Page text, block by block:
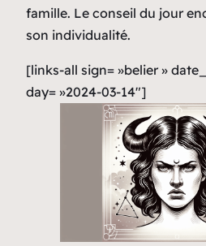
famille. Le conseil du jour
son individualité.
[links-all sign= »belier »
day= »2024-03-14″]